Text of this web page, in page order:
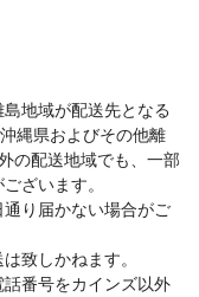
地域が配送先となる
縄県およびその他離
の配送地域でも、一部
ざいます。
り届かない場合がご
致しかねます。
番号をカインズ以外